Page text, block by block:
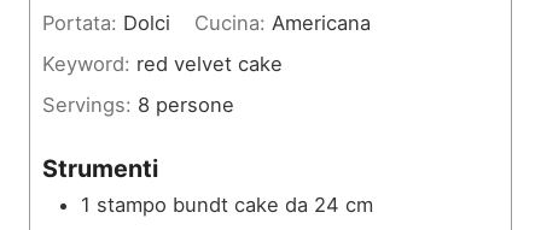
i
Portata: Dolci Cucina: Americana
Keyword: red velvet cake
Servings: 8 persone
Strumenti
1 stampo bundt cake da 24 cm